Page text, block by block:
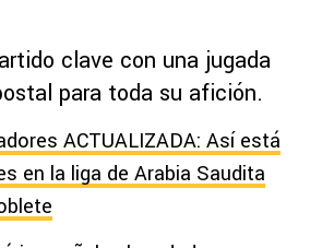
clave con una jugada
para toda su afición.
ACTUALIZADA: Así está
en la liga de Arabia Saudita